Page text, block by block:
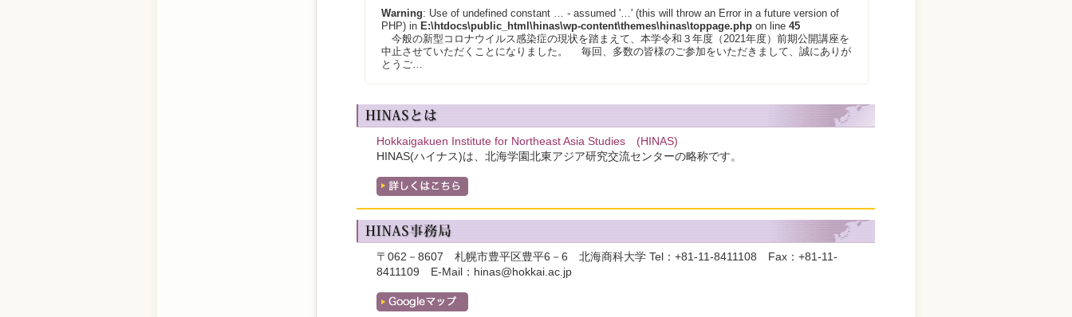
Warning: Use of undefined constant … - assumed '…' (this will throw an Error in a future version of
PHP) in E:\htdocs\public_html\hinas\wp-content\themes\hinas\toppage.php on line 45
今般の新型コロナウイルス感染症の現状を踏まえて、本学令和３年度（2021年度）前期公開講座を
中止させていただくことになりました。 毎回、多数の皆様のご参加をいただきまして、誠にありが
とうご…
Hokkaigakuen Institute for Northeast Asia Studies (HINAS)
HINAS(ハイナス)は、北海学園北東アジア研究交流センターの略称です。
〒062－8607 札幌市豊平区豊平6－6 北海商科大学 Tel：+81-11-8411108 Fax：+81-11-
8411109 E-Mail：hinas@hokkai.ac.jp